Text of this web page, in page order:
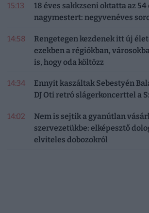
15:13
18 éves sakkzseni oktatta az 54
nagymestert: negyvenéves
14:58
Rengetegen kezdenek itt új
ezekben a régiókban,
is, hogy oda költözz
14:34
Ennyit kaszáltak Sebestyén
DJ Oti retró slágerkoncerttel a
14:02
Nem is sejtik a gyanútlan
szervezetükbe: elképesztő
elviteles dobozokról